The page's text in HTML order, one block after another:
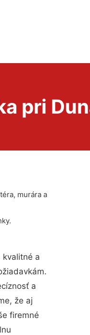
pri
murára a
kvalitné a
a
že aj
firemné